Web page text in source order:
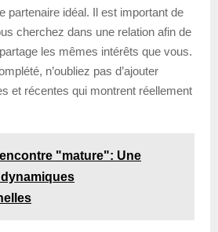
partenaire idéal. Il est important de
cherchez dans une relation afin de
les mêmes intérêts que vous.
n’oubliez pas d’ajouter
et récentes qui montrent réellement
"mature": Une